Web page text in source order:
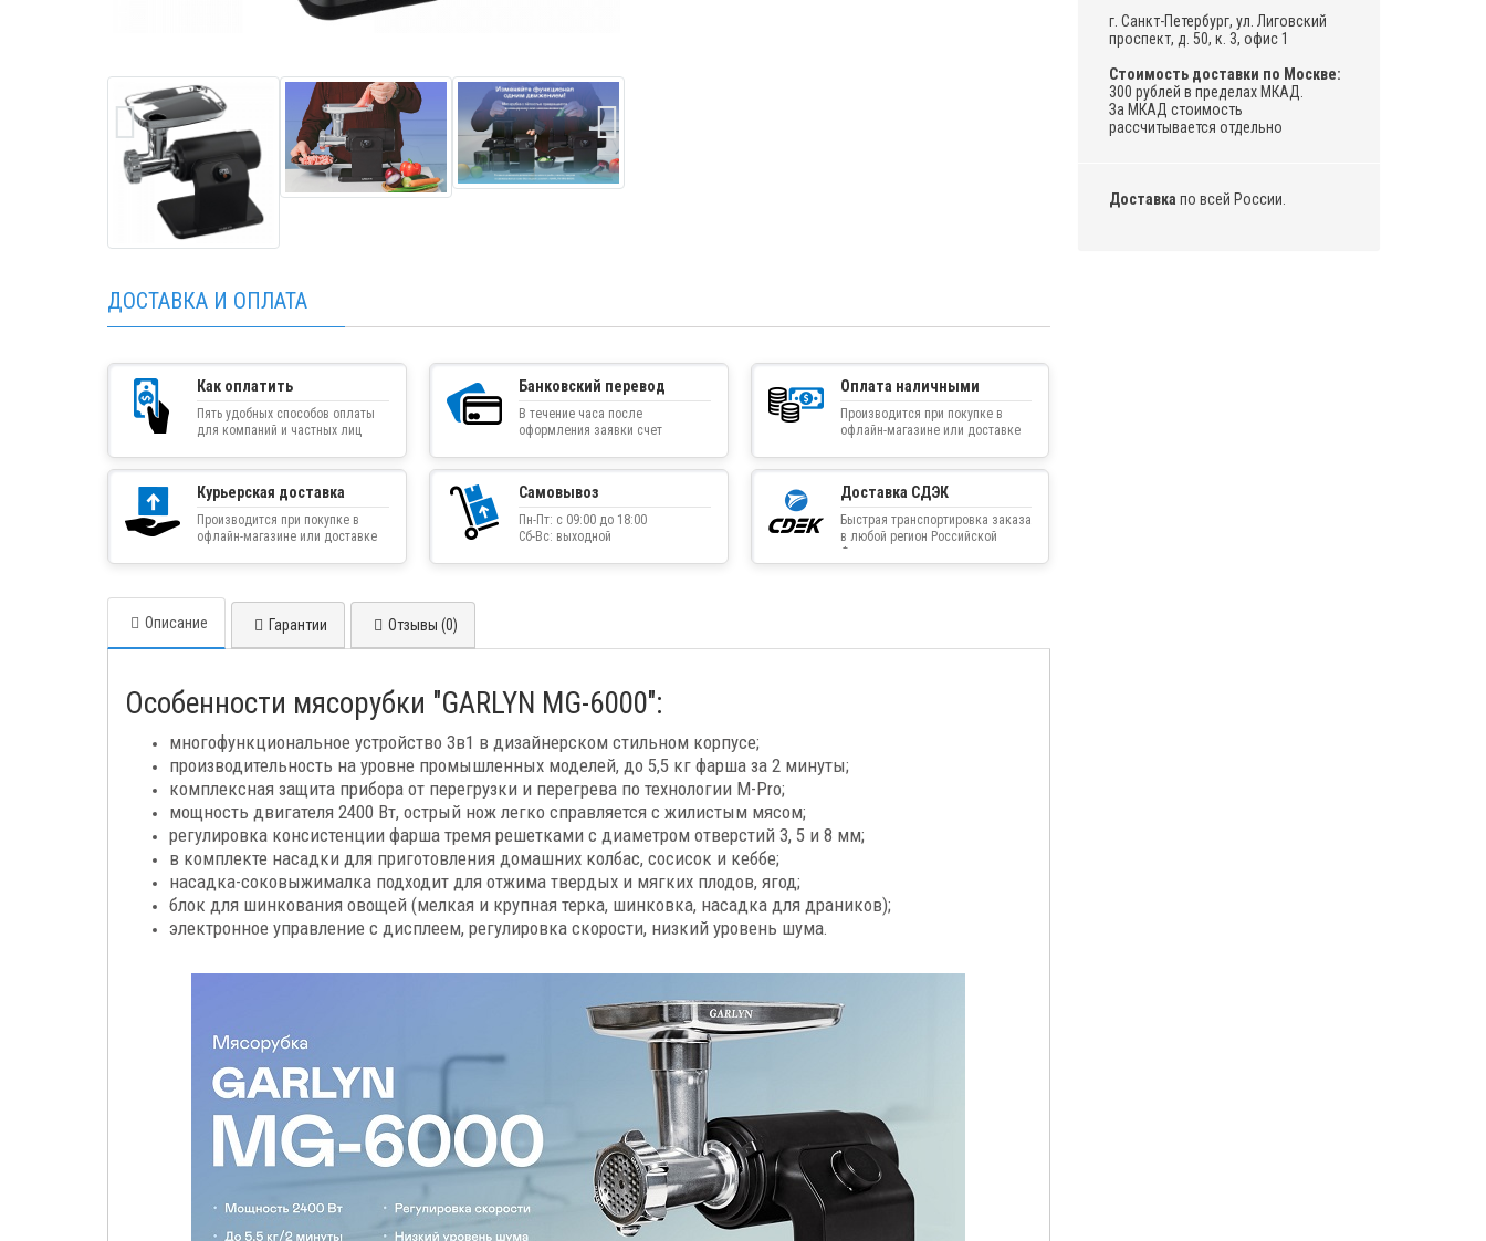
г. Санкт-Петербург, ул. Лиговский
проспект, д. 50, к. 3, офис 1
Стоимость доставки по Москве:
300 рублей в пределах МКАД.
За МКАД стоимость
рассчитывается отдельно
Доставка по всей России.
ДОСТАВКА И ОПЛАТА
Как оплатить
Пять удобных способов оплаты
для компаний и частных лиц
Банковский перевод
В течение часа после
оформления заявки счет
электронную почту
Оплата наличными
Производится при покупке в
офлайн-магазине или доставке
Курьерская доставка
Производится при покупке в
офлайн-магазине или доставке
Самовывоз
Пн-Пт: с 09:00 до 18:00
Сб-Вс: выходной
Доставка СДЭК
Быстрая транспортировка заказа
в любой регион Российской
Федерации
Описание Гарантии Отзывы (0)
Особенности мясорубки "GARLYN MG-6000":
многофункциональное устройство 3в1 в дизайнерском стильном корпусе;
производительность на уровне промышленных моделей, до 5,5 кг фарша за 2 минуты;
комплексная защита прибора от перегрузки и перегрева по технологии M-Pro;
мощность двигателя 2400 Вт, острый нож легко справляется с жилистым мясом;
регулировка консистенции фарша тремя решетками с диаметром отверстий 3, 5 и 8 мм;
в комплекте насадки для приготовления домашних колбас, сосисок и кеббе;
насадка-соковыжималка подходит для отжима твердых и мягких плодов, ягод;
блок для шинкования овощей (мелкая и крупная терка, шинковка, насадка для драников);
электронное управление с дисплеем, регулировка скорости, низкий уровень шума.